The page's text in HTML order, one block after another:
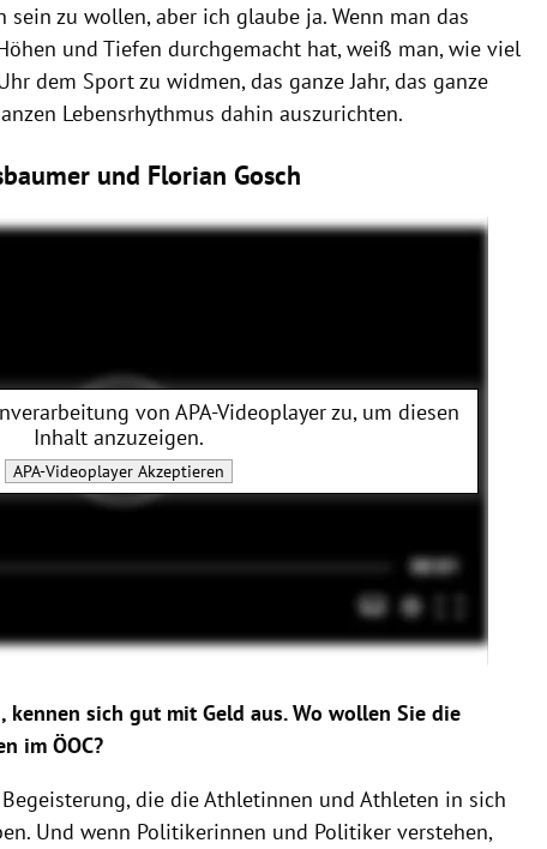
sein zu wollen, aber ich glaube ja. Wenn man das
und Tiefen durchgemacht hat, weiß man, wie viel
dem Sport zu widmen, das ganze Jahr, das ganze
Lebensrhythmus dahin auszurichten.
und Florian Gosch
von APA-Videoplayerzu, um diesen
Inhalt anzuzeigen.
APA-VideoplayerAkzeptieren
sich gut mit Geld aus. Wo wollen Sie die
im ÖOC?
die die Athletinnen und Athleten in sich
Und wenn Politikerinnen und Politiker verstehen,